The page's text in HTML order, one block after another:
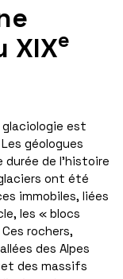
XIXe
glaciologie est
géologues
de l’histoire
ont été
immobiles, liées
les « blocs
rochers,
des Alpes
des massifs